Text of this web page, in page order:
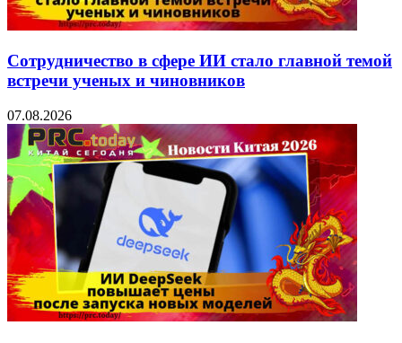
Сотрудничество в сфере ИИ стало главной темой
встречи ученых и чиновников
07.08.2026